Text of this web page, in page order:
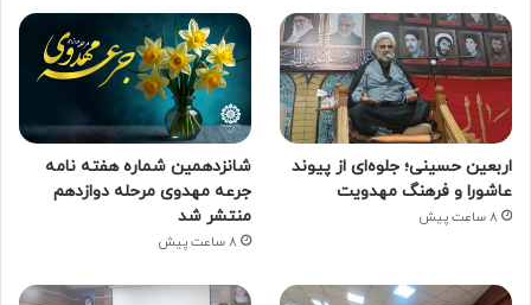
اربعین حسینی؛ جلوه‌ای از پیوند
عاشورا و فرهنگ مهدویت
8 ساعت پیش
شانزدهمین شماره هفته‌ نامه
جرعه مهدوی مرحله دوازدهم
منتشر شد
8 ساعت پیش